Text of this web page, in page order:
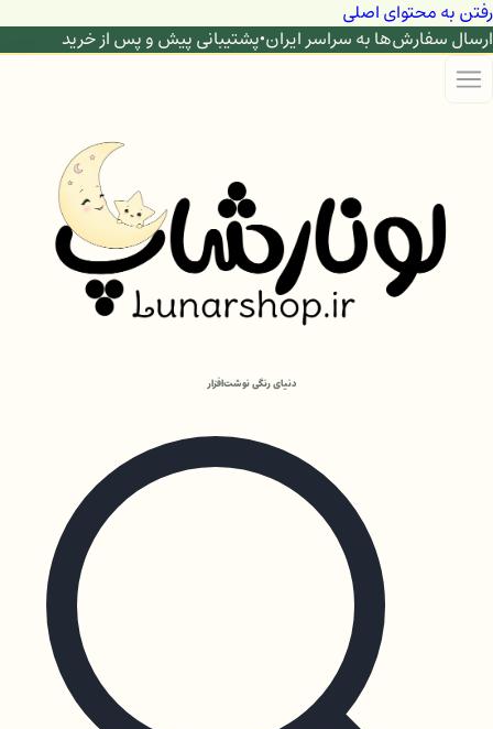
رفتن به محتوای اصلی
ارسال سفارش‌ها به سراسر ایران•پشتیبانی پیش و پس از خرید
دنیای رنگی نوشت‌افزار